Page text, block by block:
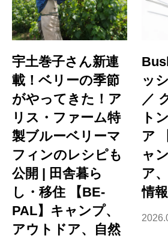
宇土巻子さん新連
載！ベリーの季節
がやってきた！ア
リス・ファーム特
製ブルーベリーマ
フィンのレシピも
公開 | 田舎暮ら
し・移住 【BE-
PAL】キャンプ、
アウトドア、自然
ッ
／
ト
ア
ャ
ア
情